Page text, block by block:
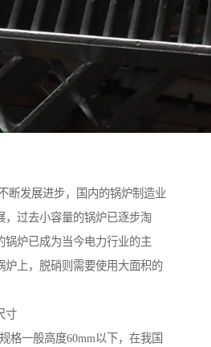
断发展进步，国内的锅炉制造业
，过去小容量的锅炉已逐步淘
锅炉已成为当今电力行业的主
炉上，脱硝则需要使用大面积的
寸
一般高度60mm以下，在我国